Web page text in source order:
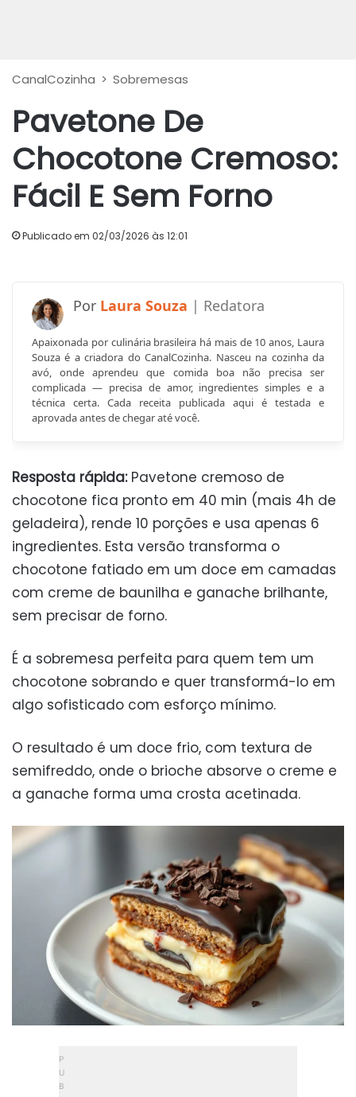
CanalCozinha > Sobremesas
Pavetone De
Chocotone Cremoso:
Fácil E Sem Forno
Publicado em 02/03/2026 às 12:01
Laura Souza
Apaixonada por culinária brasileira há mais de 10 anos, Laura
Souza é a criadora do CanalCozinha. Nasceu na cozinha da
avó, onde aprendeu que comida boa não precisa ser
complicada — precisa de amor, ingredientes simples e a
técnica certa. Cada receita publicada aqui é testada e
aprovada antes de chegar até você.
Resposta rápida:Pavetone cremoso de
chocotone fica pronto em 40 min (mais 4h de
geladeira), rende 10 porções e usa apenas 6
ingredientes. Esta versão transforma o
chocotone fatiado em um doce em camadas
com creme de baunilha e ganache brilhante,
sem precisar de forno.
É a sobremesa perfeita para quem tem um
chocotone sobrando e quer transformá-lo em
algo sofisticado com esforço mínimo.
O resultado é um doce frio, com textura de
semifreddo, onde o brioche absorve o creme e
a ganache forma uma crosta acetinada.